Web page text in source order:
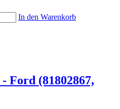
In den Warenkorb
Ford (81802867,